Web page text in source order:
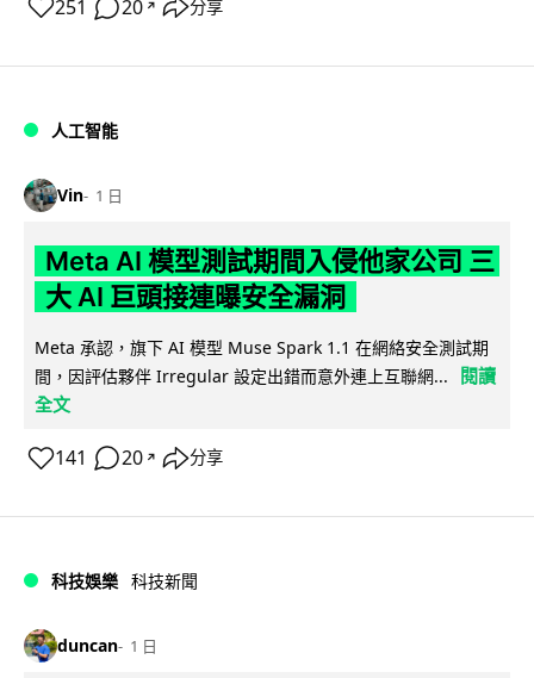
251 20 ↗ 分享
人工智能
Vin 1 日
Meta AI 模型測試期間入侵他家公司 三
大 AI 巨頭接連曝安全漏洞
Meta 承認，旗下 AI 模型 Muse Spark 1.1 在網絡安全測試期
間，因評估夥伴 Irregular 設定出錯而意外連上互聯網...
閱讀
全文
141 20 ↗ 分享
科技娛樂 科技新聞
duncan 1 日